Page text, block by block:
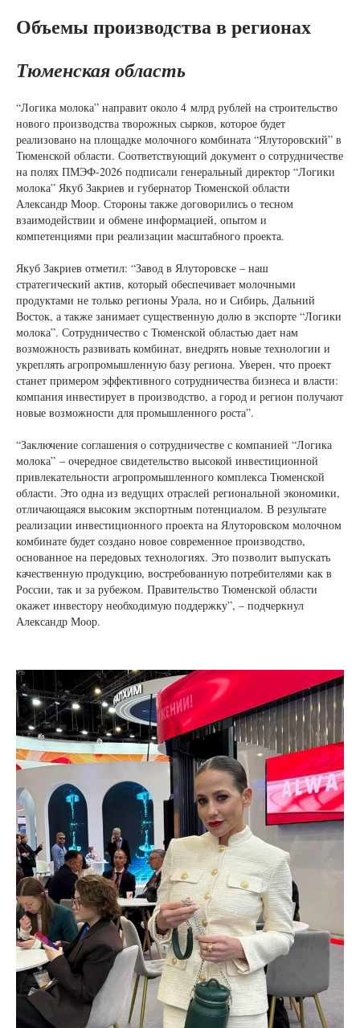
Объемы производства в регионах
Тюменская область
“Логика молока” направит около 4 млрд рублей на строительство
нового производства творожных сырков, которое будет
реализовано на площадке молочного комбината “Ялуторовский” в
Тюменской области. Соответствующий документ о сотрудничестве
на полях ПМЭФ-2026 подписали генеральный директор “Логики
молока” Якуб Закриев и губернатор Тюменской области
Александр Моор. Стороны также договорились о тесном
взаимодействии и обмене информацией, опытом и
компетенциями при реализации масштабного проекта.
Якуб Закриев отметил: “Завод в Ялуторовске – наш
стратегический актив, который обеспечивает молочными
продуктами не только регионы Урала, но и Сибирь, Дальний
Восток, а также занимает существенную долю в экспорте “Логики
молока”. Сотрудничество с Тюменской областью дает нам
возможность развивать комбинат, внедрять новые технологии и
укреплять агропромышленную базу региона. Уверен, что проект
станет примером эффективного сотрудничества бизнеса и власти:
компания инвестирует в производство, а город и регион получают
новые возможности для промышленного роста”.
“Заключение соглашения о сотрудничестве с компанией “Логика
молока” – очередное свидетельство высокой инвестиционной
привлекательности агропромышленного комплекса Тюменской
области. Это одна из ведущих отраслей региональной экономики,
отличающаяся высоким экспортным потенциалом. В результате
реализации инвестиционного проекта на Ялуторовском молочном
комбинате будет создано новое современное производство,
основанное на передовых технологиях. Это позволит выпускать
качественную продукцию, востребованную потребителями как в
России, так и за рубежом. Правительство Тюменской области
окажет инвестору необходимую поддержку”, – подчеркнул
Александр Моор.